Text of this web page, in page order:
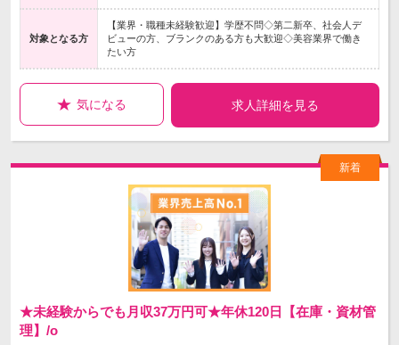
対象となる方
【業界・職種未経験歓迎】学歴不問◇第二新卒、社会人デ
ビューの方、ブランクのある方も大歓迎◇美容業界で働き
たい方
気になる 求人詳細を見る
★未経験からでも月収37万円可★年休120日【在庫・資材管
理】/o